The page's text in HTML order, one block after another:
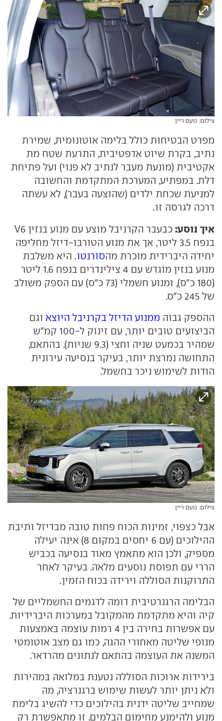
צילום: נועם ריין
מפרט הבטיחות כולל בלימה אוטונומית, שמירת
נתיב, בקרת שיוט אדפטיבית, התרעת שטח מת
אקטיבית (מונעת מעבר לנתיב לא פנוי) ועל פתיחת
דלת. במפתיע, המערכת המתקדמת והחשובה
למניעת שכחת ילדים (שהוצעה בעבר), לא עשתה
דרכה לגרסה זו.
איך נוסע:
כבעבר הקרניבל מוצע עם מנוע בנזין V6
בנפח 3.5 ליטר, אך את מנוע הטורבו-דיזל מחליפה
יחידה היברידית מוכרת מהסורנטו. היא משלבת
מנוע בנזין מוגדש עם 4 צילינדרים בנפח 1.6 ליטר
(180 כ"ס), ומנוע חשמלי (73 כ"ס) עם הספק משולב
של 245 כ"ס.
ההספק גבוה ממנוע הדיזל בקרניבל היוצא וגם
הביצועים טובים יותר, עם זינוק ל-100 קמ"ש
שמהיר בכמעט שניה וחצי (9.3 שניות). בהתאם,
התחושה נמרצת יותר, בעיקר בנסיעה עירונית
הודות לשימוש ניכר בחשמל.
צילום: נועם ריין
אבל כצפוי, זמינות הכוח פחות טובה מבדיזל ותיבת
ההילוכים (עם 6 יחסים במקום 8) אינה יעילה
מספיק, ולכן הוא מתאמץ מאוד בנסיעה בכביש
הררי עם תפוסת נוסעים מלאה. בעיקר לאחר
התרוקנות הסוללה וירידה בכוח הזמין.
הבלימה הרגנרטיבית דומה לדגמים החשמליים של
קיה והיא מתקדמת מהמקובל במערכות היברידיות.
עם אפשרות בחירה בין 4 רמות עוצמה באמצעות
מנופי שליטה מאחורי ההגה, כמו גם מצב אוטומטי
המשנה את העוצמה בהתאם לנתונים מהרדאר.
בירידות ארוכות הסוללה נטענת במלואה במהירות
ולא ניתן יותר לעשות שימוש ברגנרציה, מה
שמחייב שליטה ידנית בהילוכים כדי להשיג בלימת
מנוע ולהימנע מחימום הבלמים. זו מתאפשרת רק